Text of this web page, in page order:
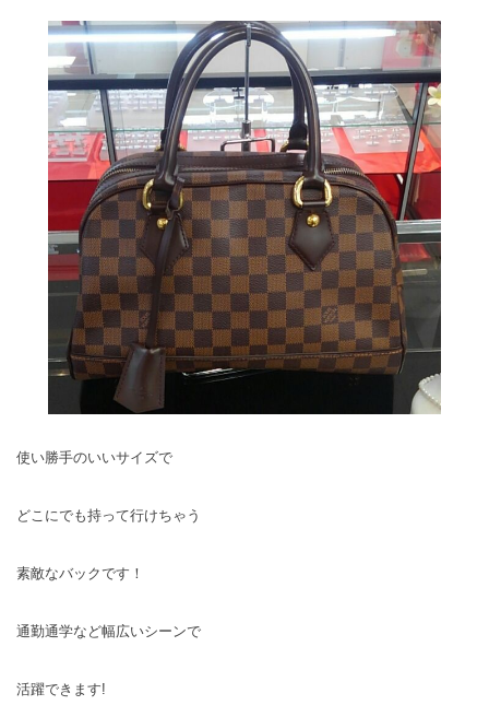
使い勝手のいいサイズで
どこにでも持って行けちゃう
素敵なバックです！
通勤通学など幅広いシーンで
活躍できます!